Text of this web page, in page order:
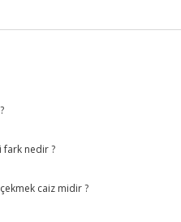
fark nedir ?
caiz midir ?